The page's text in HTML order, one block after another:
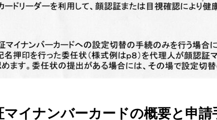
マイナンバーカードの概要と申請